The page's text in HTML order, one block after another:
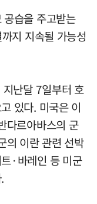
습을 주고받는
지 지속될 가능성
난달 7일부터 호
있다. 미국은 이
다르아바스의 군
의 이란 관련 선박
·바레인 등 미군